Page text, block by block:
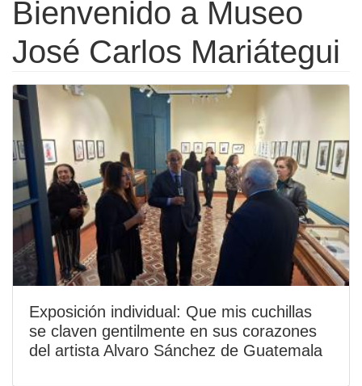
Bienvenido a Museo
José Carlos Mariátegui
Exposición individual: Que mis cuchillas
se claven gentilmente en sus corazones
del artista Alvaro Sánchez de Guatemala